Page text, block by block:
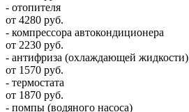
- отопителя
от 4280 руб.
- компрессора автокондиционера
от 2230 руб.
- антифриза (охлаждающей жидкости)
от 1570 руб.
- термостата
от 1870 руб.
- помпы (водяного насоса)